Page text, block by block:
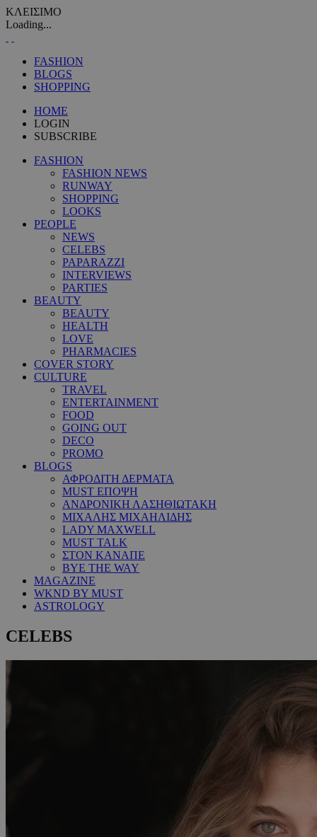
ΚΛΕΙΣΙΜΟ
Loading...
FASHION
BLOGS
SHOPPING
HOME
LOGIN
SUBSCRIBE
FASHION
FASHION NEWS
RUNWAY
SHOPPING
LOOKS
PEOPLE
NEWS
CELEBS
PAPARAZZI
INTERVIEWS
PARTIES
BEAUTY
BEAUTY
HEALTH
LOVE
PHARMACIES
COVER STORY
CULTURE
TRAVEL
ENTERTAINMENT
FOOD
GOING OUT
DECO
PROMO
BLOGS
ΑΦΡΟΔΙΤΗ ΔΕΡΜΑΤΑ
MUST ΕΠΟΨΗ
ΑΝΔΡΟΝΙΚΗ ΛΑΣΗΘΙΩΤΑΚΗ
ΜΙΧΑΛΗΣ ΜΙΧΑΗΛΙΔΗΣ
LADY MAXWELL
MUST TALK
ΣΤΟΝ ΚΑΝΑΠΕ
BYE THE WAY
MAGAZINE
WKND BY MUST
ASTROLOGY
CELEBS